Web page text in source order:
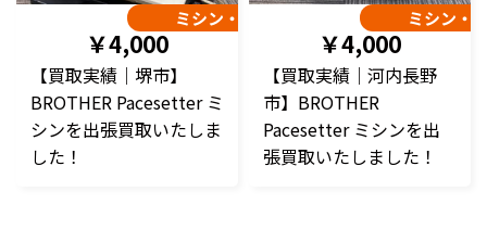
ミシン・編み機
￥4,000
【買取実績｜堺市】
BROTHER Pacesetter ミ
シンを出張買取いたしま
した！
ミシン・
￥4,000
【買取実績｜河内長野
市】BROTHER
Pacesetter ミシンを出
張買取いたしました！